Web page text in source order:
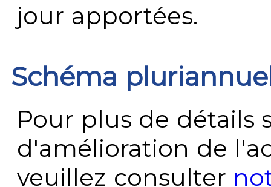
jour apportées.
Schéma
Pour plus de détails
d'amélioration de
veuillez consulter